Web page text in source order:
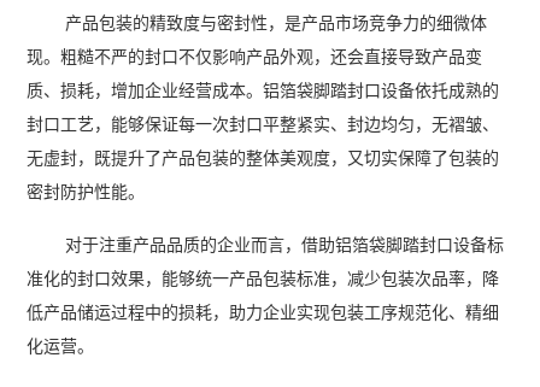
产品包装的精致度与密封性，是产品市场竞争力的细微体
现。粗糙不严的封口不仅影响产品外观，还会直接导致产品变
质、损耗，增加企业经营成本。铝箔袋脚踏封口设备依托成熟的
封口工艺，能够保证每一次封口平整紧实、封边均匀，无褶皱、
无虚封，既提升了产品包装的整体美观度，又切实保障了包装的
密封防护性能。
对于注重产品品质的企业而言，借助铝箔袋脚踏封口设备标
准化的封口效果，能够统一产品包装标准，减少包装次品率，降
低产品储运过程中的损耗，助力企业实现包装工序规范化、精细
化运营。